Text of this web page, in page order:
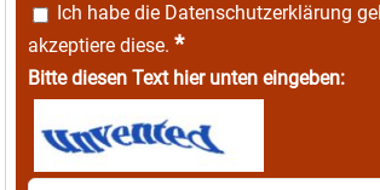
Ich habe die Datenschutzerklärung
akzeptiere diese. *
Bitte diesen Text hier unten eingeben: